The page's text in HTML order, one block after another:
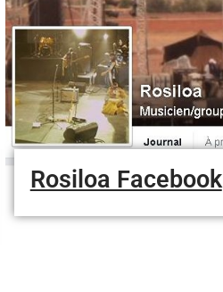
Rosiloa Facebook